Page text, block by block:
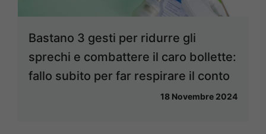
Bastano 3 gesti per ridurre gli
sprechi e combattere il caro bollette:
fallo subito per far respirare il conto
18 Novembre 2024